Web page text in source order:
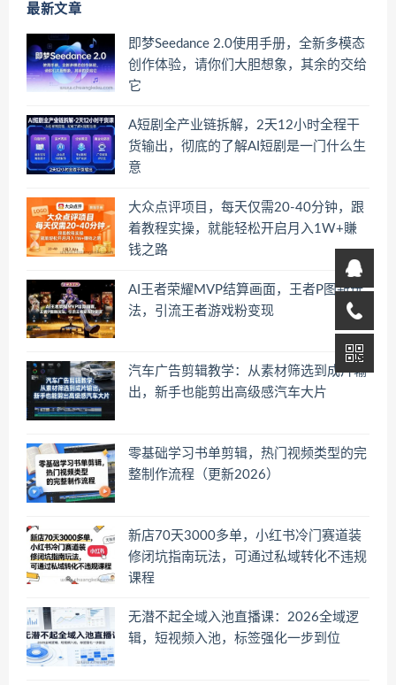
最新文章
即梦Seedance 2.0使用手册，全新多模态
创作体验，请你们大胆想象，其余的交给
它
A短剧全产业链拆解，2天12小时全程干
货输出，彻底的了解AI短剧是一门什么生
意
大众点评项目，每天仅需20-40分钟，跟
着教程实操，就能轻松开启月入1W+賺
钱之路
AI王者荣耀MVP结算画面，王者P图新玩
法，引流王者游戏粉变现
汽车广告剪辑教学：从素材筛选到成片输
出，新手也能剪出高级感汽车大片
零基础学习书单剪辑，热门视频类型的完
整制作流程（更新2026）
新店70天3000多单，小红书冷门赛道装
修闭坑指南玩法，可通过私域转化不违规
课程
无潜不起全域入池直播课：2026全域逻
辑，短视频入池，标签强化一步到位